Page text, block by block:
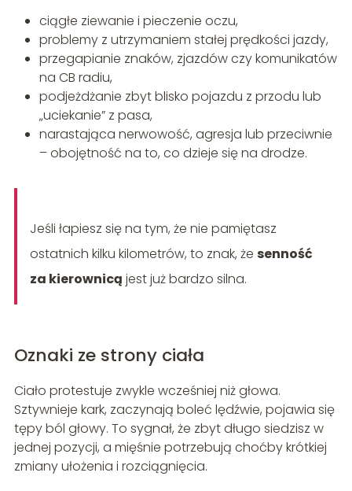
ciągłe ziewanie i pieczenie oczu,
problemy z utrzymaniem stałej prędkości jazdy,
przegapianie znaków, zjazdów czy komunikatów
na CB radiu,
podjeżdżanie zbyt blisko pojazdu z przodu lub
„uciekanie” z pasa,
narastająca nerwowość, agresja lub przeciwnie
– obojętność na to, co dzieje się na drodze.
Jeśli łapiesz się na tym, że nie pamiętasz
ostatnich kilku kilometrów, to znak, że senność
za kierownicą jest już bardzo silna.
Oznaki ze strony ciała
Ciało protestuje zwykle wcześniej niż głowa.
Sztywnieje kark, zaczynają boleć lędźwie, pojawia się
tępy ból głowy. To sygnał, że zbyt długo siedzisz w
jednej pozycji, a mięśnie potrzebują choćby krótkiej
zmiany ułożenia i rozciągnięcia.